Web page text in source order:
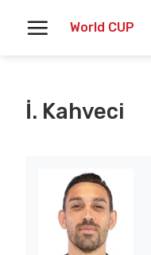
World CUP
İ. Kahveci